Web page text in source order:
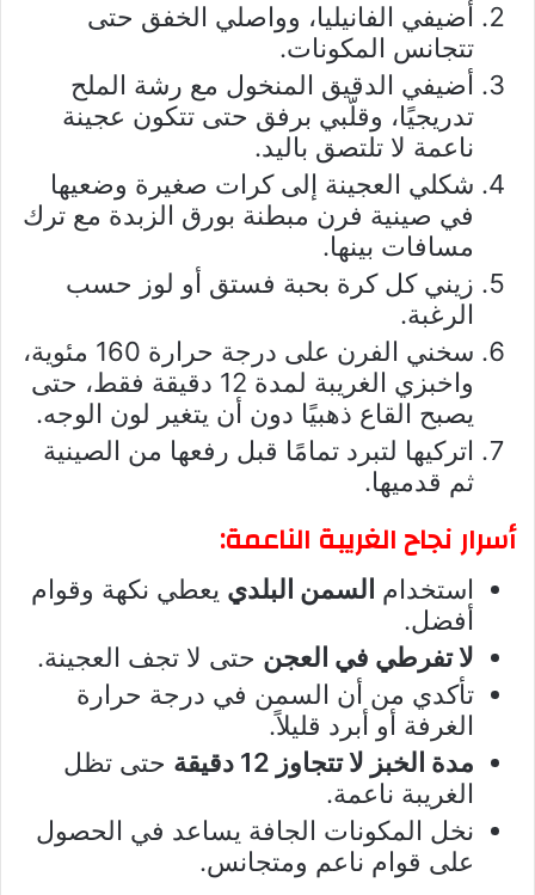
أضيفي الفانيليا، وواصلي الخفق حتى
تتجانس المكونات.
أضيفي الدقيق المنخول مع رشة الملح
تدريجيًا، وقلّبي برفق حتى تتكون عجينة
ناعمة لا تلتصق باليد.
شكلي العجينة إلى كرات صغيرة وضعيها
في صينية فرن مبطنة بورق الزبدة مع ترك
مسافات بينها.
زيني كل كرة بحبة فستق أو لوز حسب
الرغبة.
سخني الفرن على درجة حرارة 160 مئوية،
واخبزي الغريبة لمدة 12 دقيقة فقط، حتى
يصبح القاع ذهبيًا دون أن يتغير لون الوجه.
اتركيها لتبرد تمامًا قبل رفعها من الصينية
ثم قدميها.
أسرار نجاح الغريبة الناعمة:
استخدام السمن البلدي يعطي نكهة وقوام
أفضل.
لا تفرطي في العجن حتى لا تجف العجينة.
تأكدي من أن السمن في درجة حرارة
الغرفة أو أبرد قليلاً.
مدة الخبز لا تتجاوز 12 دقيقة
حتى تظل
الغريبة ناعمة.
نخل المكونات الجافة يساعد في الحصول
على قوام ناعم ومتجانس.